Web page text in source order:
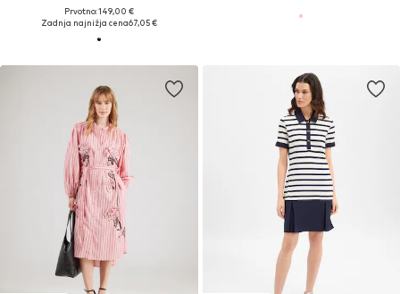
Prvotno: 149,00 €
Zadnja najnižja cena67,05 €